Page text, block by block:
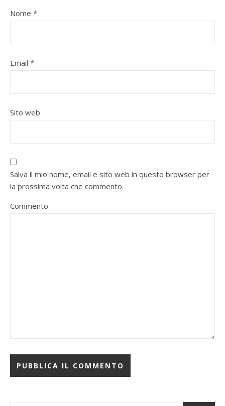
Nome *
Email *
Sito web
Salva il mio nome, email e sito web in questo browser per
la prossima volta che commento.
Commento